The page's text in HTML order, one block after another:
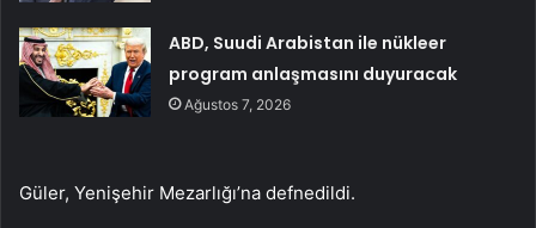
ABD, Suudi Arabistan ile nükleer
program anlaşmasını duyuracak
Ağustos 7, 2026
Güler, Yenişehir Mezarlığı’na defnedildi.